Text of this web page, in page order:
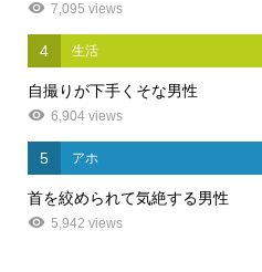
7,095 views
4 生活
自撮りが下手くそな男性
6,904 views
5 アホ
首を絞められて気絶する男性
5,942 views